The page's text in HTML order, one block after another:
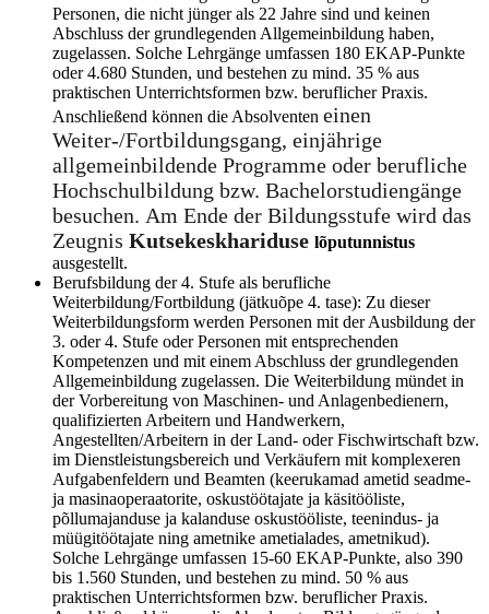
Personen, die nicht jünger als 22 Jahre sind und keinen
Abschluss der grundlegenden Allgemeinbildung haben,
zugelassen. Solche Lehrgänge umfassen 180 EKAP-Punkte
oder 4.680 Stunden, und bestehen zu mind. 35 % aus
praktischen Unterrichtsformen bzw. beruflicher Praxis.
Anschließend können die Absolventen einen
Weiter-/Fortbildungsgang, einjährige
allgemeinbildende Programme oder berufliche
Hochschulbildung bzw. Bachelorstudiengänge
besuchen. Am Ende der Bildungsstufe wird das
Zeugnis Kutsekeskhariduse lõputunnistus
ausgestellt.
Berufsbildung der 4. Stufe als berufliche
Weiterbildung/Fortbildung (jätkuõpe 4. tase): Zu dieser
Weiterbildungsform werden Personen mit der Ausbildung der
3. oder 4. Stufe oder Personen mit entsprechenden
Kompetenzen und mit einem Abschluss der grundlegenden
Allgemeinbildung zugelassen. Die Weiterbildung mündet in
der Vorbereitung von Maschinen- und Anlagenbedienern,
qualifizierten Arbeitern und Handwerkern,
Angestellten/Arbeitern in der Land- oder Fischwirtschaft bzw.
im Dienstleistungsbereich und Verkäufern mit komplexeren
Aufgabenfeldern und Beamten (keerukamad ametid seadme-
ja masinaoperaatorite, oskustöötajate ja käsitööliste,
põllumajanduse ja kalanduse oskustööliste, teenindus- ja
müügitöötajate ning ametnike ametialades, ametnikud).
Solche Lehrgänge umfassen 15-60 EKAP-Punkte, also 390
bis 1.560 Stunden, und bestehen zu mind. 50 % aus
praktischen Unterrichtsformen bzw. beruflicher Praxis.